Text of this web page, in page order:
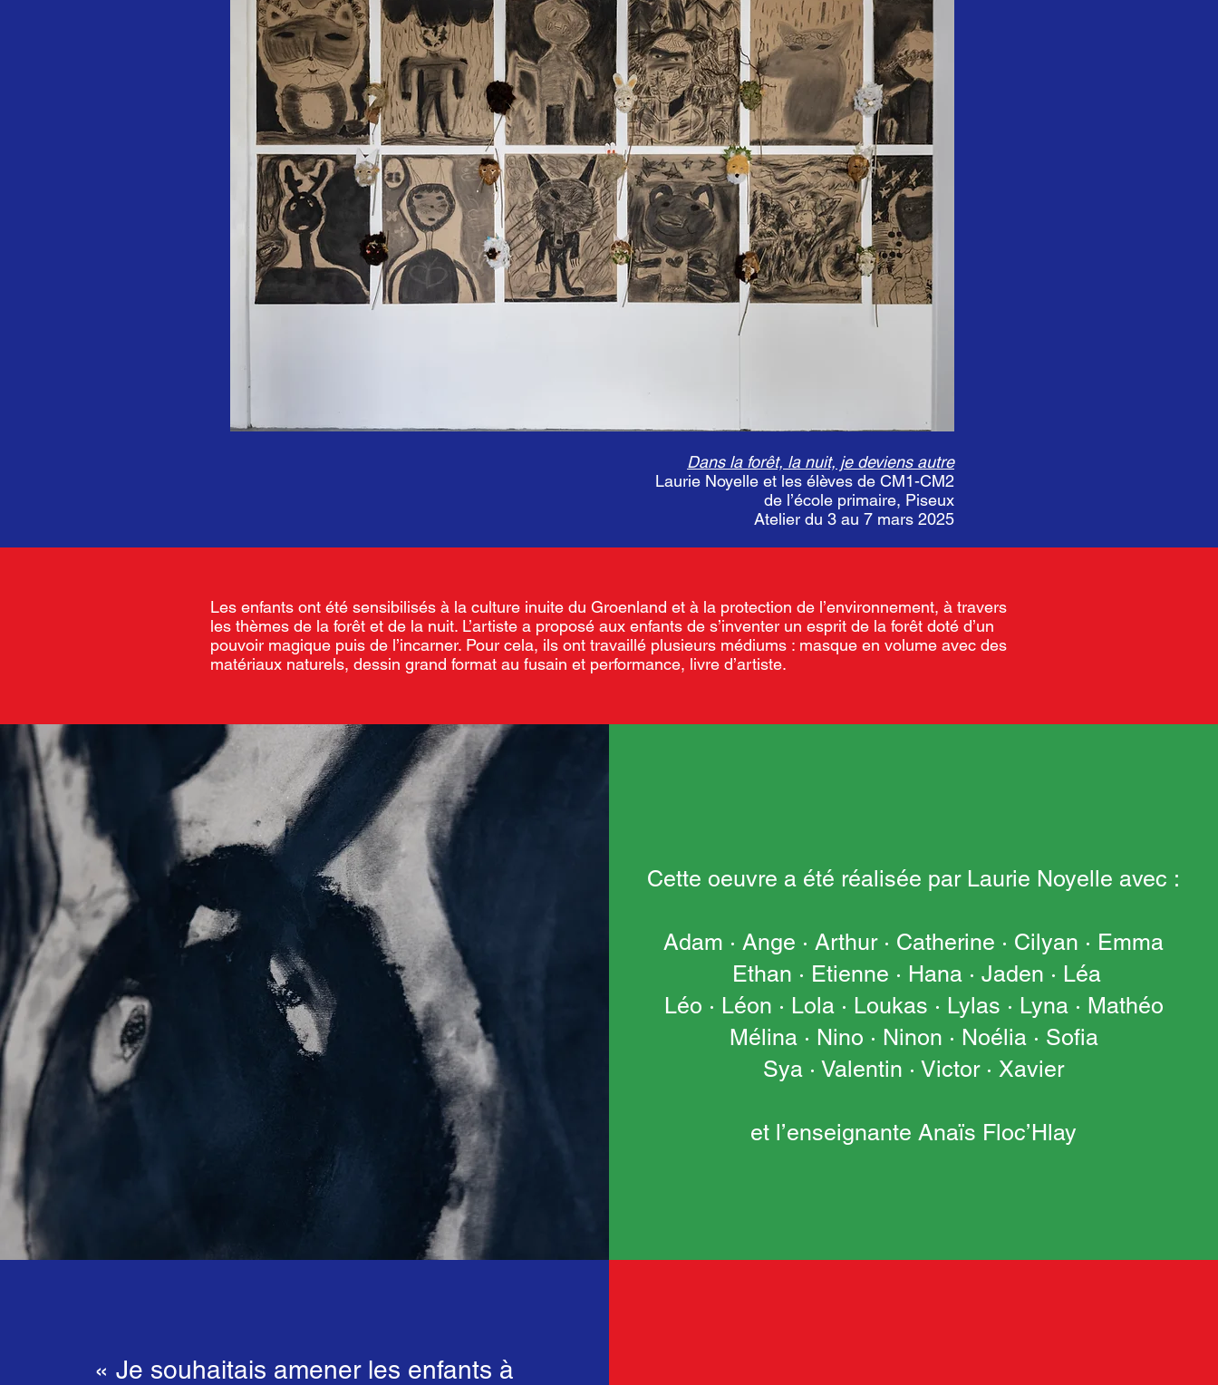
Dans la forêt, la nuit, je deviens autre
Laurie Noyelle et les élèves de CM1-CM2
de l’école primaire, Piseux
Atelier du 3 au 7 mars 2025
Les enfants ont été sensibilisés à la culture inuite du Groenland et à la protection de l’environnement, à travers
les thèmes de la forêt et de la nuit. L’artiste a proposé aux enfants de s’inventer un esprit de la forêt doté d’un
pouvoir magique puis de l’incarner. Pour cela, ils ont travaillé plusieurs médiums : masque en volume avec des
matériaux naturels, dessin grand format au fusain et performance, livre d’artiste.
Cette oeuvre a été réalisée par Laurie Noyelle avec :
Adam · Ange · Arthur · Catherine · Cilyan · Emma
Ethan · Etienne · Hana · Jaden · Léa
Léo · Léon · Lola · Loukas · Lylas · Lyna · Mathéo
Mélina · Nino · Ninon · Noélia · Sofia
Sya · Valentin · Victor · Xavier
et l’enseignante Anaïs Floc’Hlay
« Je souhaitais amener les enfants à